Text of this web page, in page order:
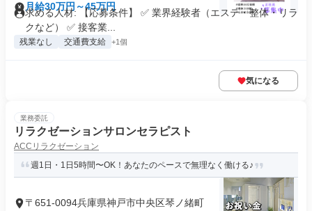
月給30万円～45万円
求める人材: 【応募条件】 ✅ 業界経験者（エステ・整体・リラ
クなど） ✅ 接客業...
残業なし 交通費支給 +1個
気になる
業務委託
リラクゼーションサロンセラピスト
ACCリラクゼーション
週1⽇・1⽇5時間〜OK！あなたのペースで無理なく働ける♪
〒651-0094兵庫県神戸市中央区琴ノ緒町